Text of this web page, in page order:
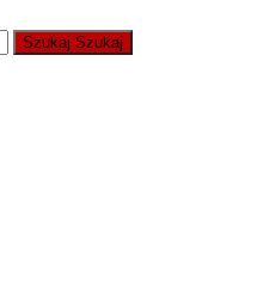
Szukaj Szukaj